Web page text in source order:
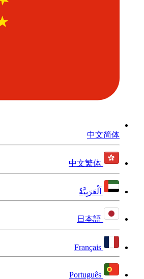
中文简体
中文繁体
اَلْعَرَبِيَّةُ
日本語
Français
Português